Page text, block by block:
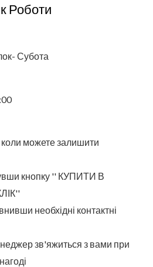
Роботи
Субота
коли можете залишити
кнопку '' КУПИТИ В
необхідні контактні
зв'яжиться з вами при